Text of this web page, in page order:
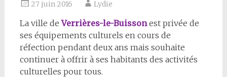
27 juin 2016 Lydie
La ville deVerrières-le-Buissonest privée de
ses équipements culturels en cours de
réfection pendant deux ans mais souhaite
continuer à offrir à ses habitants des activités
culturelles pour tous.